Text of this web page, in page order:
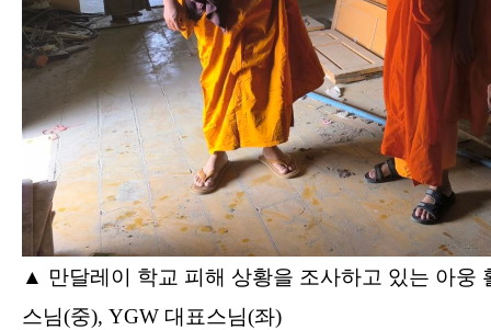
▲ 만달레이 학교 피해 상황을 조사하고 있는 아웅
스님(중), YGW 대표스님(좌)